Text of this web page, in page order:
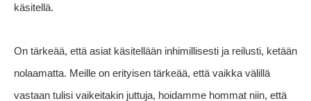
käsitellä.
On tärkeää, että asiat käsitellään inhimillisesti ja reilusti, ketään
nolaamatta. Meille on erityisen tärkeää, että vaikka välillä
vastaan tulisi vaikeitakin juttuja, hoidamme hommat niin, että